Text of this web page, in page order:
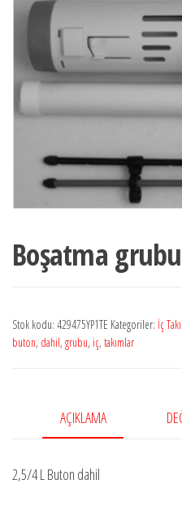
Boşatma
Stok kodu: 429475YP1TE Kategoriler: İç
buton, dahil, grubu, iç, takımlar
AÇIKLAMA
2,5/4 L Buton dahil